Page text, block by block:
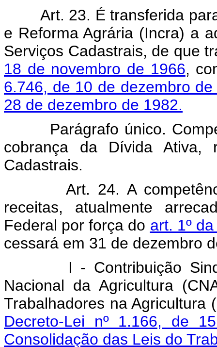
Art. 23. É transferida
e Reforma Agrária (Incra) a
Serviços Cadastrais, de que
18 de novembro de 1966,
6.746, de 10 de dezembro de
28 de dezembro de 1982.
Parágrafo único.
cobrança da Dívida Ativa,
Cadastrais.
Art. 24. A
receitas, atualmente
Federal por força do art. 1º
cessará em 31 de dezembro
I - Contribuição
Nacional da Agricultura
Trabalhadores na
Decreto-Lei nº 1.166, de
Consolidação das Leis do